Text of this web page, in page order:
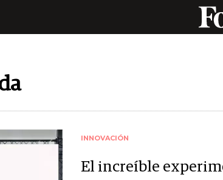
INNOVACIÓN
El increíble